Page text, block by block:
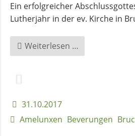
Ein erfolgreicher
Lutherjahr in der ev. Kirche in
Weiterlesen …
in
31.10.2017
Amelunxen Beverungen